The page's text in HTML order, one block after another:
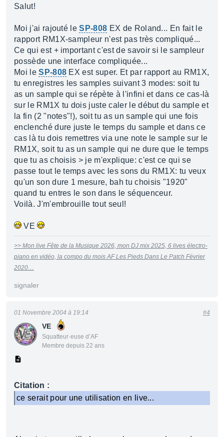
Salut!
Moi j'ai rajouté leSP-808 EX de Roland... En fait le
rapport RM1X-sampleur n'est pas très compliqué...
Ce qui est + important c'est de savoir si le sampleur
possède une interface compliquée...
Moi leSP-808 EX est super. Et par rapport au RM1X,
tu enregistres les samples suivant 3 modes: soit tu
as un sample qui se répète à l'infini et dans ce cas-là
sur le RM1X tu dois juste caler le début du sample et
la fin (2 "notes"!), soit tu as un sample qui une fois
enclenché dure juste le temps du sample et dans ce
cas là tu dois remettres via une note le sample sur le
RM1X, soit tu as un sample qui ne dure que le temps
que tu as choisis > je m'explique: c'est ce qui se
passe tout le temps avec les sons du RM1X: tu veux
qu'un son dure 1 mesure, bah tu choisis "1920"
quand tu entres le son dans le séquenceur.
Voilà. J'm'embrouille tout seul!
VE
>> Mon live Fête de la Musique 2026, mon DJ mix 2025, 6 lives électro-
piano en vidéo, la compo du mois AF Les Pieds Dans Le Patch Février
2020…
signaler
VE
Squatteur·euse d’AF
Membre depuis 22 ans
01 Novembre 2004 à 19:14 #4
Citation :
ce serait pour une utilisation en live...